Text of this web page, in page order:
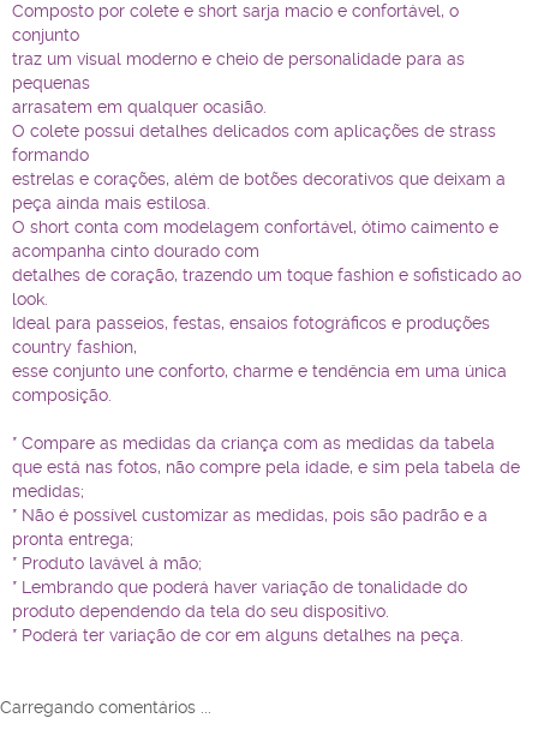
Composto por colete e short sarja macio e confortável, o
conjunto
traz um visual moderno e cheio de personalidade para as
pequenas
arrasatem em qualquer ocasião.
O colete possui detalhes delicados com aplicações de strass
formando
estrelas e corações, além de botões decorativos que deixam a
peça ainda mais estilosa.
O short conta com modelagem confortável, ótimo caimento e
acompanha cinto dourado com
detalhes de coração, trazendo um toque fashion e sofisticado ao
look.
Ideal para passeios, festas, ensaios fotográficos e produções
country fashion,
esse conjunto une conforto, charme e tendência em uma única
composição.
* Compare as medidas da criança com as medidas da tabela
que está nas fotos, não compre pela idade, e sim pela tabela de
medidas;
* Não é possível customizar as medidas, pois são padrão e a
pronta entrega;
* Produto lavável à mão;
* Lembrando que poderá haver variação de tonalidade do
produto dependendo da tela do seu dispositivo.
* Poderá ter variação de cor em alguns detalhes na peça.
Carregando comentários ...